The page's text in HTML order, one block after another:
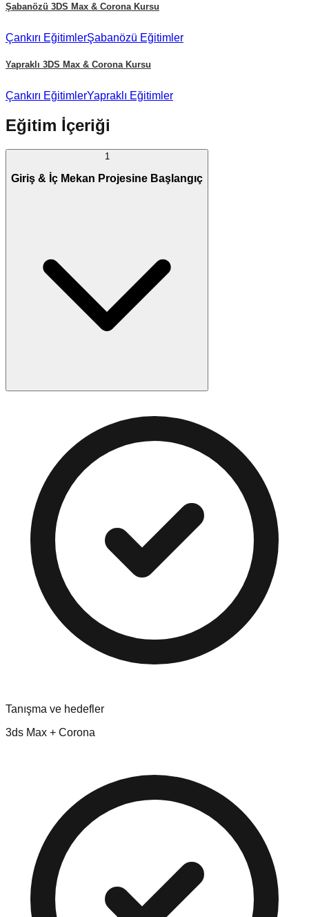
Şabanözü 3DS Max & Corona Kursu
Çankırı EğitimlerŞabanözü Eğitimler
Yapraklı 3DS Max & Corona Kursu
Çankırı EğitimlerYapraklı Eğitimler
Eğitim İçeriği
1
Giriş & İç Mekan Projesine Başlangıç
Tanışma ve hedefler
3ds Max + Corona